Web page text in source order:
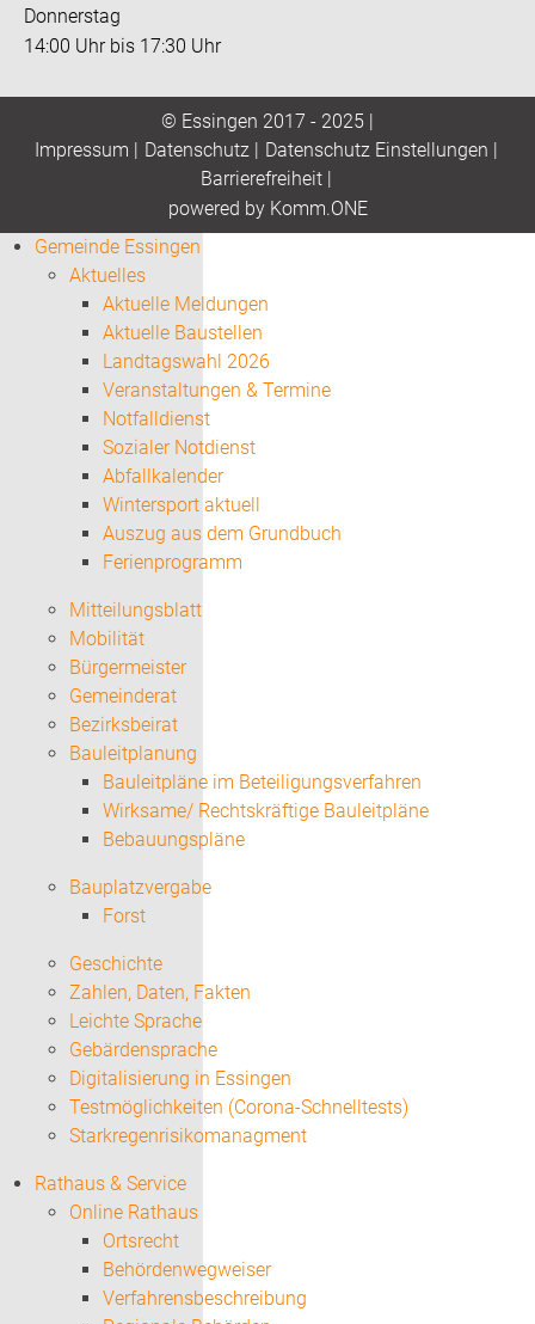
Donnerstag
14:00 Uhr bis 17:30 Uhr
© Essingen 2017 - 2025 |
Impressum | Datenschutz| Datenschutz Einstellungen |
Barrierefreiheit|
powered by Komm.ONE
Gemeinde Essingen
Aktuelles
Aktuelle Meldungen
Aktuelle Baustellen
Landtagswahl 2026
Veranstaltungen & Termine
Notfalldienst
Sozialer Notdienst
Abfallkalender
Wintersport aktuell
Auszug aus dem Grundbuch
Ferienprogramm
Mitteilungsblatt
Mobilität
Bürgermeister
Gemeinderat
Bezirksbeirat
Bauleitplanung
Bauleitpläne im Beteiligungsverfahren
Wirksame/ Rechtskräftige Bauleitpläne
Bebauungspläne
Bauplatzvergabe
Forst
Geschichte
Zahlen, Daten, Fakten
Leichte Sprache
Gebärdensprache
Digitalisierung in Essingen
Testmöglichkeiten (Corona-Schnelltests)
Starkregenrisikomanagment
Rathaus & Service
Online Rathaus
Ortsrecht
Behördenwegweiser
Verfahrensbeschreibung